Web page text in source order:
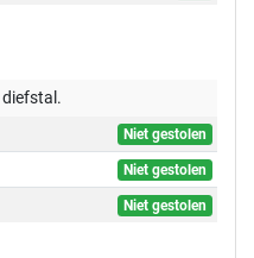
diefstal.
Niet gestolen
Niet gestolen
Niet gestolen